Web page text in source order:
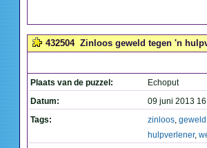
432504 Zinloos geweld tegen 'n
Plaats van de puzzel:
Echoput
Datum:
09 juni 2013
Tags:
zinloos, geweld
hulpverlener,